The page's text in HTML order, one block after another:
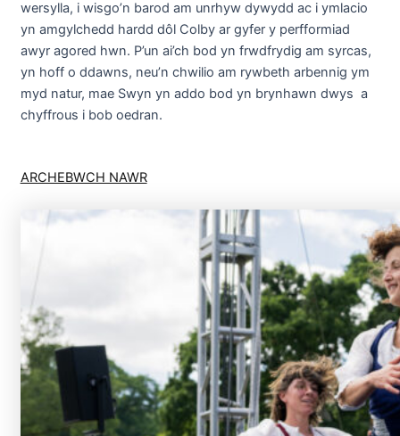
wersylla, i wisgo’n barod am unrhyw dywydd ac i ymlacio
yn amgylchedd hardd dôl Colby ar gyfer y perfformiad
awyr agored hwn. P’un ai’ch bod yn frwdfrydig am syrcas,
yn hoff o ddawns, neu’n chwilio am rywbeth arbennig ym
myd natur, mae Swyn yn addo bod yn brynhawn dwys a
chyffrous i bob oedran.
ARCHEBWCH NAWR